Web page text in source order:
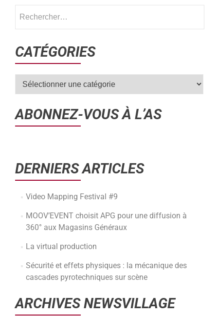
CATÉGORIES
ABONNEZ-VOUS À L’AS
DERNIERS ARTICLES
Video Mapping Festival #9
MOOV’EVENT choisit APG pour une diffusion à
360° aux Magasins Généraux
La virtual production
Sécurité et effets physiques : la mécanique des
cascades pyrotechniques sur scène
ARCHIVES NEWSVILLAGE